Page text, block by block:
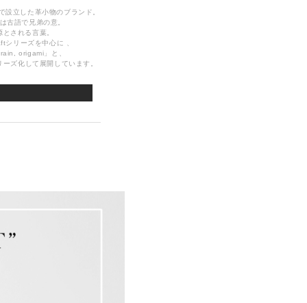
立した革小物のブランド。
古語で兄弟の意。
される言葉。
リーズを中心に 、
origami」と、
ズ化して展開しています。